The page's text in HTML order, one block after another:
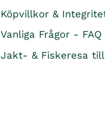
Köpvillkor &
Vanliga Frågor - FAQ
Jakt- & Fiskeresa